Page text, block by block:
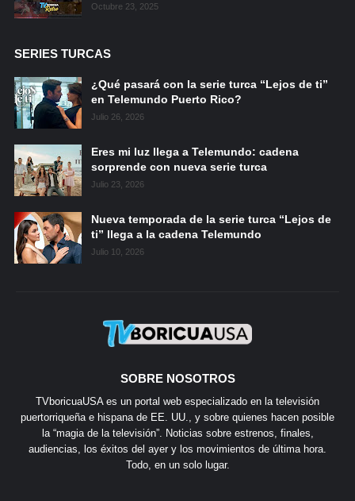
Octubre 23, 2025
SERIES TURCAS
¿Qué pasará con la serie turca “Lejos de ti”
en Telemundo Puerto Rico?
Julio 26, 2026
Eres mi luz llega a Telemundo: cadena
sorprende con nueva serie turca
Julio 23, 2026
Nueva temporada de la serie turca “Lejos de
ti” llega a la cadena Telemundo
Julio 10, 2026
SOBRE NOSOTROS
TVboricuaUSA es un portal web especializado en la televisión
puertorriqueña e hispana de EE. UU., y sobre quienes hacen posible
la “magia de la televisión”. Noticias sobre estrenos, finales,
audiencias, los éxitos del ayer y los movimientos de última hora.
Todo, en un solo lugar.